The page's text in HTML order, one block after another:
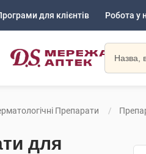
для клієнтів Робота у
Препарати
для